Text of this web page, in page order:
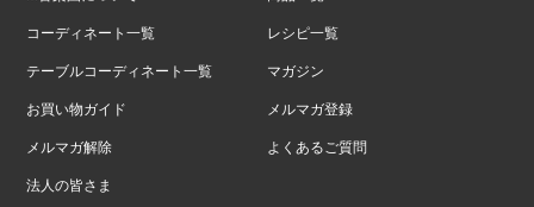
コーディネート一覧 レシピ一覧
テーブルコーディネート一覧 マガジン
お買い物ガイド メルマガ登録
メルマガ解除 よくあるご質問
法人の皆さま